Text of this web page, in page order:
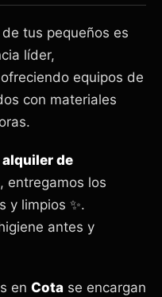
tus pequeños es
líder,
equipos de
con materiales
alquiler de
, entregamos los
y limpios ✨.
antes y
en Cota se encargan